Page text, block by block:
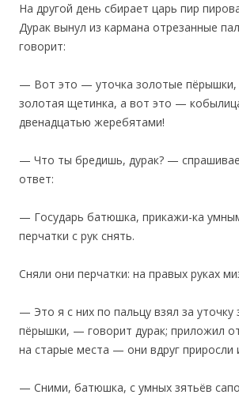
‎На другой день сбирает царь пир
Дурак вынул из кармана отрезанные
говорит:
— Вот это — уточка золотые пёрышки,
золотая щетинка, а вот это —
двенадцатью жеребятами!
— Что ты бредишь, дурак? —
ответ:
— Государь батюшка, прикажи-ка
перчатки с рук снять.
Сняли они перчатки: на правых руках
— Это я с них по пальцу взял за уточку
пёрышки, — говорит дурак; приложил
на старые места — они вдруг приросли
— Сними, батюшка, с умных зятьёв